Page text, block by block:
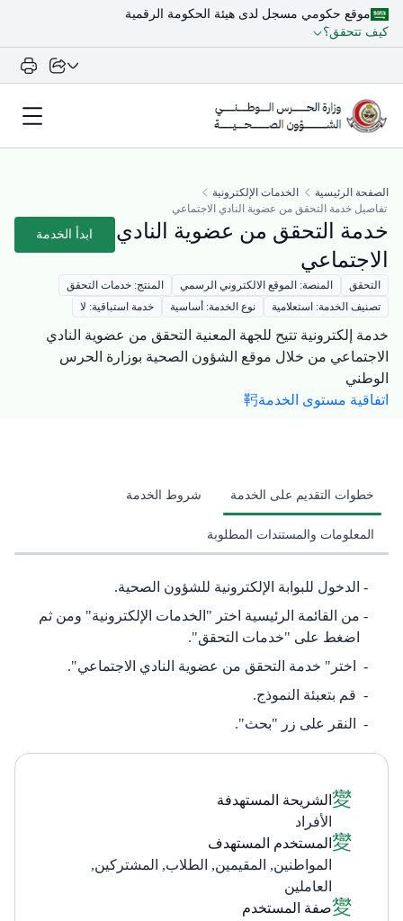
موقع حكومي مسجل لدى هيئة الحكومة الرقمية
كيف تتحقق؟
الصفحة الرئيسية
الخدمات الإلكترونية
تفاصيل خدمة التحقق من عضوية النادي الاجتماعي
خدمة التحقق من عضوية النادي
الاجتماعي
ابدأ الخدمة
التحقق المنصة: الموقع الالكتروني الرسمي
المنتج: خدمات التحقق
تصنيف الخدمة: استعلامية
نوع الخدمة: أساسية خدمة استباقية: لا
خدمة إلكترونية تتيح للجهة المعنية التحقق من عضوية النادي
الاجتماعي من خلال موقع الشؤون الصحية بوزارة الحرس
الوطني​​
اتفاقية مستوى الخدمة
خطوات التقديم على الخدمة شروط الخدمة
المعلومات والمستندات المطلوبة
الدخول للبوابة الإلكترونية للشؤون الصحية.
من القائمة الرئيسية اختر "الخدمات الإ​​لكترونية" ومن ثم
اضغط على "خدمات التحقق".
اختر" خدمة التحقق من عضوية النادي الاجتماعي".
قم بتعبئة النموذج.
النقر على زر "بحث".
الشريحة المستهدفة
الأفراد
المستخدم المستهدف
المواطنين, المقيمين, الطلاب, المشتركين,
العاملين
صفة المستخدم